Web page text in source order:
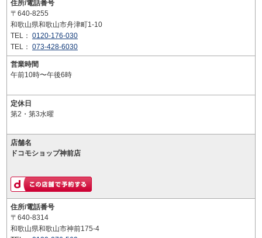
住所/電話番号
〒640-8255
和歌山県和歌山市舟津町1-10
TEL： 0120-176-030
TEL： 073-428-6030
営業時間
午前10時〜午後6時
定休日
第2・第3水曜
店舗名
ドコモショップ神前店
住所/電話番号
〒640-8314
和歌山県和歌山市神前175-4